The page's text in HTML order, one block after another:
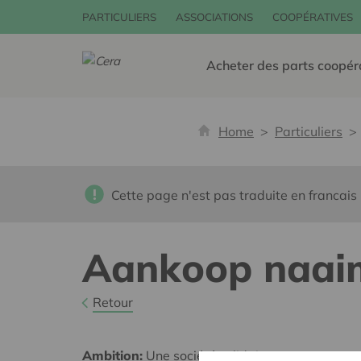
PARTICULIERS ASSOCIATIONS COOPÉRATIVES
Acheter des parts
Home Particuliers
Cette page n'est pas traduite en francais
Aankoop
Retour
Ambition: Une société solidaire et